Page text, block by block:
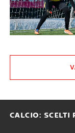
CALCIO: SCELTI